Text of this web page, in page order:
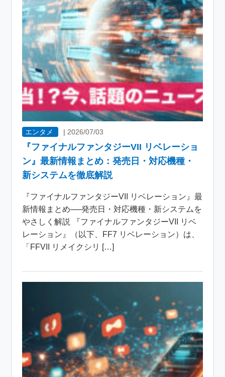
エンタメ | 2026/07/03
『ファイナルファンタジーVII リベレーショ
ン』最新情報まとめ：発売日・対応機種・
新システムを徹底解説
『ファイナルファンタジーVII リベレーション』最
新情報まとめ──発売日・対応機種・新システムを
やさしく解説 『ファイナルファンタジーVII リベ
レーション』（以下、FF7 リベレーション）は、
「FFVII リメイクシリ […]